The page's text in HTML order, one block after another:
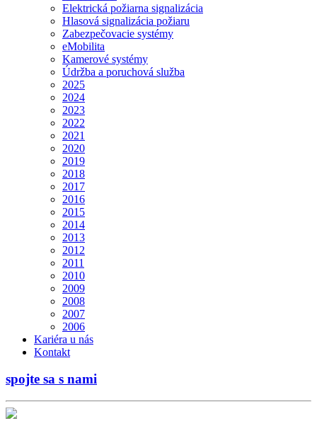
Elektrická požiarna signalizácia
Hlasová signalizácia požiaru
Zabezpečovacie systémy
eMobilita
Kamerové systémy
Údržba a poruchová služba
2025
2024
2023
2022
2021
2020
2019
2018
2017
2016
2015
2014
2013
2012
2011
2010
2009
2008
2007
2006
Kariéra u nás
Kontakt
spojte sa s nami